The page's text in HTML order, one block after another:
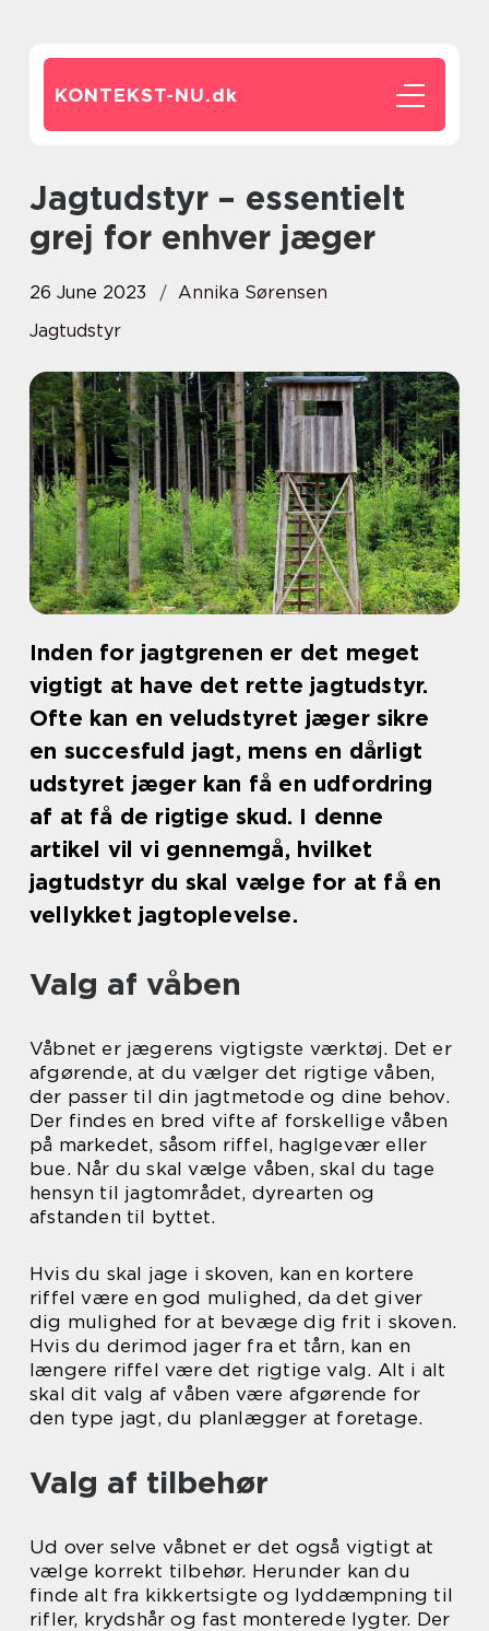
KONTEKST-NU.dk
Jagtudstyr – essentielt
grej for enhver jæger
26 June 2023
Annika Sørensen
Jagtudstyr
Inden for jagtgrenen er det meget
vigtigt at have det rette jagtudstyr.
Ofte kan en veludstyret jæger sikre
en succesfuld jagt, mens en dårligt
udstyret jæger kan få en udfordring
af at få de rigtige skud. I denne
artikel vil vi gennemgå, hvilket
jagtudstyr du skal vælge for at få en
vellykket jagtoplevelse.
Valg af våben
Våbnet er jægerens vigtigste værktøj. Det er
afgørende, at du vælger det rigtige våben,
der passer til din jagtmetode og dine behov.
Der findes en bred vifte af forskellige våben
på markedet, såsom riffel, haglgevær eller
bue. Når du skal vælge våben, skal du tage
hensyn til jagtområdet, dyrearten og
afstanden til byttet.
Hvis du skal jage i skoven, kan en kortere
riffel være en god mulighed, da det giver
dig mulighed for at bevæge dig frit i skoven.
Hvis du derimod jager fra et tårn, kan en
længere riffel være det rigtige valg. Alt i alt
skal dit valg af våben være afgørende for
den type jagt, du planlægger at foretage.
Valg af tilbehør
Ud over selve våbnet er det også vigtigt at
vælge korrekt tilbehør. Herunder kan du
finde alt fra kikkertsigte og lyddæmpning til
rifler, krydshår og fast monterede lygter. Der